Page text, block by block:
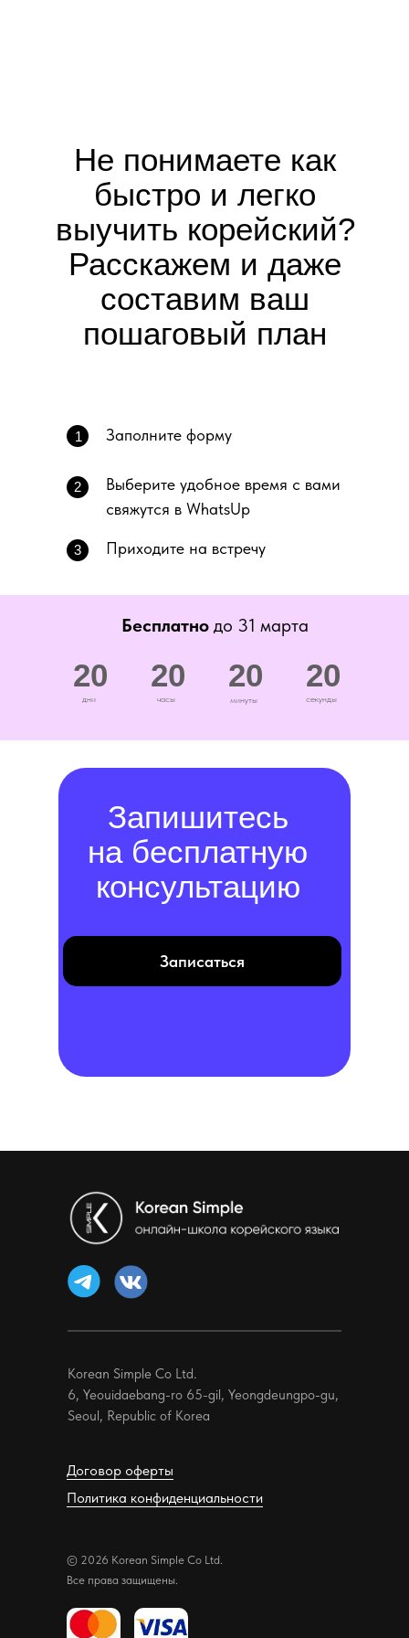
Не понимаете как
быстро и легко
выучить корейский?
Расскажем и даже
составим ваш
пошаговый план
20
дни
20
часы
20
минуты
20
секунды
Заполните форму
Выберите удобное время с вами
свяжутся в WhatsUp
Приходите на встречу
1
2
3
Бесплатно до 31 марта
Записаться
Запишитесь
на бесплатную
консультацию
Договор оферты
Политика конфиденциальности
© 2026 Korean Simple Co Ltd.
Все права защищены.
Korean Simple Co Ltd.
6, Yeouidaebang-ro 65-gil, Yeongdeungpo-gu,
Seoul, Republic of Korea